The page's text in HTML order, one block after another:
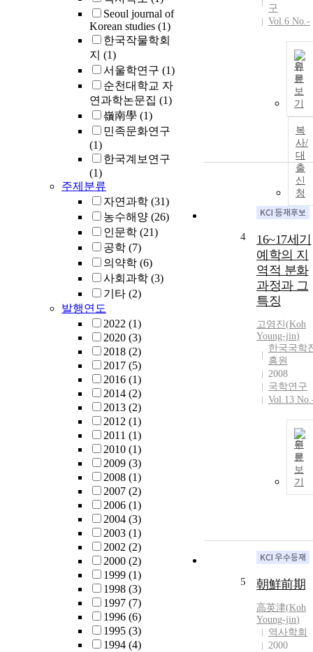
Seoul journal of
Korean studies (1)
한국작물학회
지 (1)
서울학연구 (1)
순천대학교 자
연과학논문집 (1)
嶺南學 (1)
민족문화연구
(1)
한국계보연구
(1)
주제분류
자연과학 (31)
농수해양 (26)
인문학 (21)
공학 (7)
의약학 (6)
사회과학 (3)
기타 (2)
발행연도
2022 (1)
2020 (3)
2018 (2)
2017 (5)
2016 (1)
2014 (2)
2013 (2)
2012 (1)
2011 (1)
2010 (1)
2009 (3)
2008 (1)
2007 (2)
2006 (1)
2004 (3)
2003 (1)
2002 (2)
2000 (2)
1999 (1)
1998 (3)
1997 (7)
1996 (6)
1995 (3)
1994 (4)
구
Vol.6 No.-
원
문
보
기
복
사/
대
출
신
청
4
16~17세기
예학의 지
역적 분화
과정과 그
특징
고영진(Koh
Young-jin)
한국국학
흥원
2008
국학연구
Vol.13
원
문
보
기
5 朝鮮前期
高英津(Koh
Young-jin)
역사학회
2000